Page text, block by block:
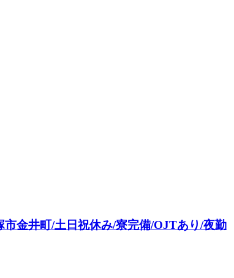
市金井町/土日祝休み/寮完備/OJTあり/夜勤